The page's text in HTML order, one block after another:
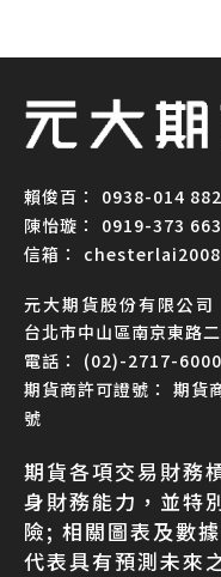
0938-014 882
0919-373 663
元大期貨股份有限公司
台北市中山區南京東路
(02)-2717-6000
期貨
號
期貨各項交易財務
身財務能力，並特
險; 相關圖表及數
代表具有預測未來